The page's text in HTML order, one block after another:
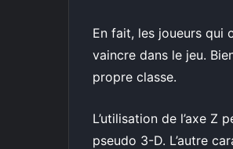
En fait, les joueurs qui
vaincre dans le jeu.
propre classe.
L’utilisation de l’axe Z
pseudo 3-D. L’autre